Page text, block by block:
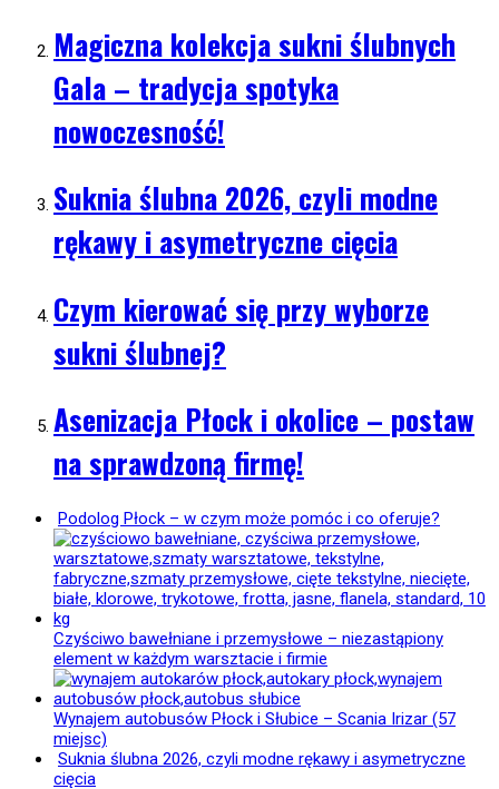
Magiczna kolekcja sukni ślubnych
Gala – tradycja spotyka
nowoczesność!
Suknia ślubna 2026, czyli modne
rękawy i asymetryczne cięcia
Czym kierować się przy wyborze
sukni ślubnej?
Asenizacja Płock i okolice – postaw
na sprawdzoną firmę!
Podolog Płock – w czym może pomóc i co oferuje?
Czyściwo bawełniane i przemysłowe – niezastąpiony
element w każdym warsztacie i firmie
Wynajem autobusów Płock i Słubice – Scania Irizar (57
miejsc)
Suknia ślubna 2026, czyli modne rękawy i asymetryczne
cięcia